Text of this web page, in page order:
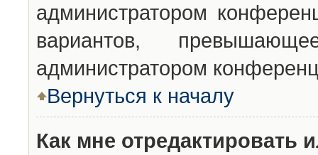
администратором
вариантов,
администратором
Вернуться к началу
Как мне отредактировать